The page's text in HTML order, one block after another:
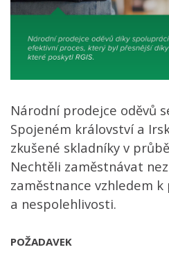
Národní prodejce oděvů
Spojeném království a
zkušené skladníky v
Nechtěli zaměstnávat
zaměstnance vzhledem
a nespolehlivosti.
POŽADAVEK